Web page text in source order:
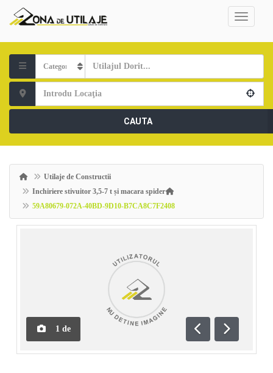
CAUTA
Utilaje de Constructii
Inchiriere stivuitor 3,5-7 t și macara spider
59A80679-072A-40BD-9D10-B7CA8C7F2408
1 de
Anterioară